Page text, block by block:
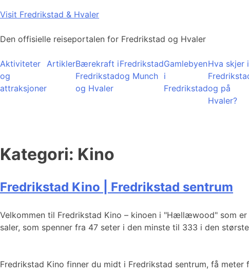
Skip
content
Visit Fredrikstad & Hvaler
Den offisielle reiseportalen for Fredrikstad og Hvaler
Aktiviteter
og
attraksjoner
ArtiklerBærekraft i
Fredrikstad
og Hvaler
Fredrikstad
og Munch
Gamlebyen
i
Fredrikstad
Hva skjer i
og på
Hvaler?
Kategori: Kino
Fredrikstad Kino | Fredrikstad sentrum
Velkommen til Fredrikstad Kino – kinoen i "Hællæwood" som
saler, som spenner fra 47 seter i den minste til 333 i den
Fredrikstad Kino finner du midt i Fredrikstad sentrum, få